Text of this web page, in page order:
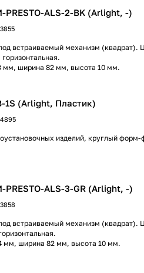
ALS-2-BK (Arlight, -)
встраиваемый механизм (квадрат).
мм, ширина 82 мм, высота 10 мм.
1S (Arlight, Пластик)
изделий, круглый форм-
ALS-3-GR (Arlight, -)
встраиваемый механизм (квадрат).
мм, ширина 82 мм, высота 10 мм.